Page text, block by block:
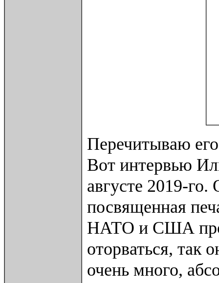
Перечитываю
Вот интервью
августе 2019-го.
посвященная
НАТО и США
оторваться, так
очень много,